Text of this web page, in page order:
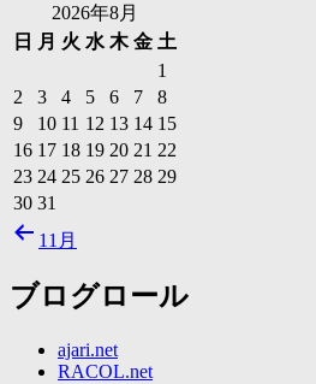
2026年8月
日
月 火 水 木 金 土
1
2
3 4 5 6 7
8
9
10 11 12 13 14 15
16 17 18 19 20 21 22
23 24 25 26 27 28 29
30 31
11月
ブログロール
ajari.net
RACOL.net